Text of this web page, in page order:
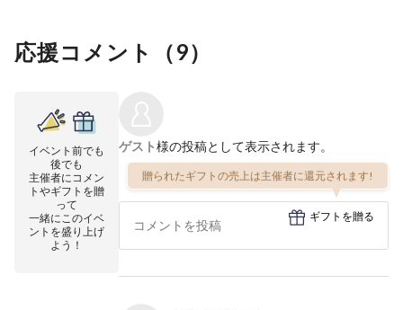
応援コメント（9）
イベント前でも
後でも
主催者にコメン
トやギフトを贈
って
一緒にこのイベ
ントを盛り上げ
よう！
ゲスト様の投稿として表示されます。
贈られたギフトの売上は主催者に還元されます!
ギフトを贈る